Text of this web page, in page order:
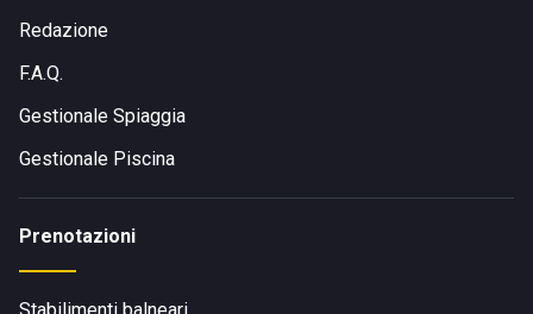
Redazione
F.A.Q.
Gestionale Spiaggia
Gestionale Piscina
Prenotazioni